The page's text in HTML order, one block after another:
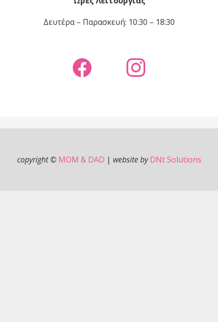
Δευτέρα – Παρασκευή: 10:30 – 18:30
copyright © MOM & DAD | website by DNt Solutions